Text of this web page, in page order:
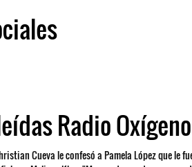
Radio Oxígeno
Cueva le confesó a Pamela López que le